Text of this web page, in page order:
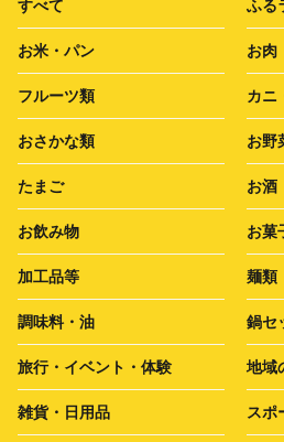
すべて ふる
お米・パン お肉
フルーツ類 カニ
おさかな類 お野
たまご お酒
お飲み物 お菓
加工品等 麺類
調味料・油 鍋セ
旅行・イベント・体験 地域
雑貨・日用品 スポ